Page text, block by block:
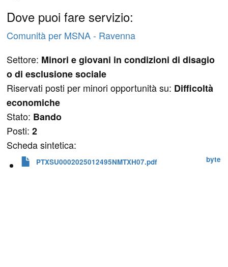
Dove puoi fare servizio:
Comunità per MSNA - Ravenna
Settore: Minori e giovani in condizioni di disagio
o di esclusione sociale
Riservati posti per minori opportunità su: Difficoltà
economiche
Stato: Bando
Posti:2
Scheda sintetica:
PTXSU0002025012495NMTXH07.pdf byte